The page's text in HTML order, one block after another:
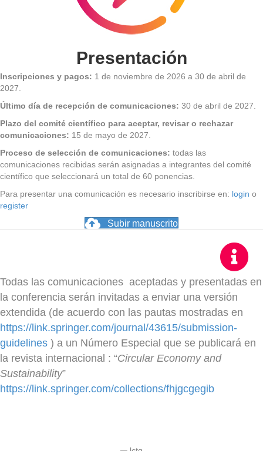
Presentación
Inscripciones y pagos: 1 de noviembre de 2026 a 30 de abril de
2027.
Último día de recepción de comunicaciones: 30 de abril de 2027.
Plazo del comité científico para aceptar, revisar o rechazar
comunicaciones: 15 de mayo de 2027.
Proceso de selección de comunicaciones: todas las
comunicaciones recibidas serán asignadas a integrantes del comité
científico que seleccionará un total de 60 ponencias.
Para presentar una comunicación es necesario inscribirse en: login o
register
Subir manuscrito
Todas las comunicaciones aceptadas y presentadas en
la conferencia serán invitadas a enviar una versión
extendida (de acuerdo con las pautas mostradas en
https://link.springer.com/journal/43615/submission-
guidelines ) a un Número Especial que se publicará en
la revista internacional : “Circular Economy and
Sustainability”
https://link.springer.com/collections/fhjgcgegib